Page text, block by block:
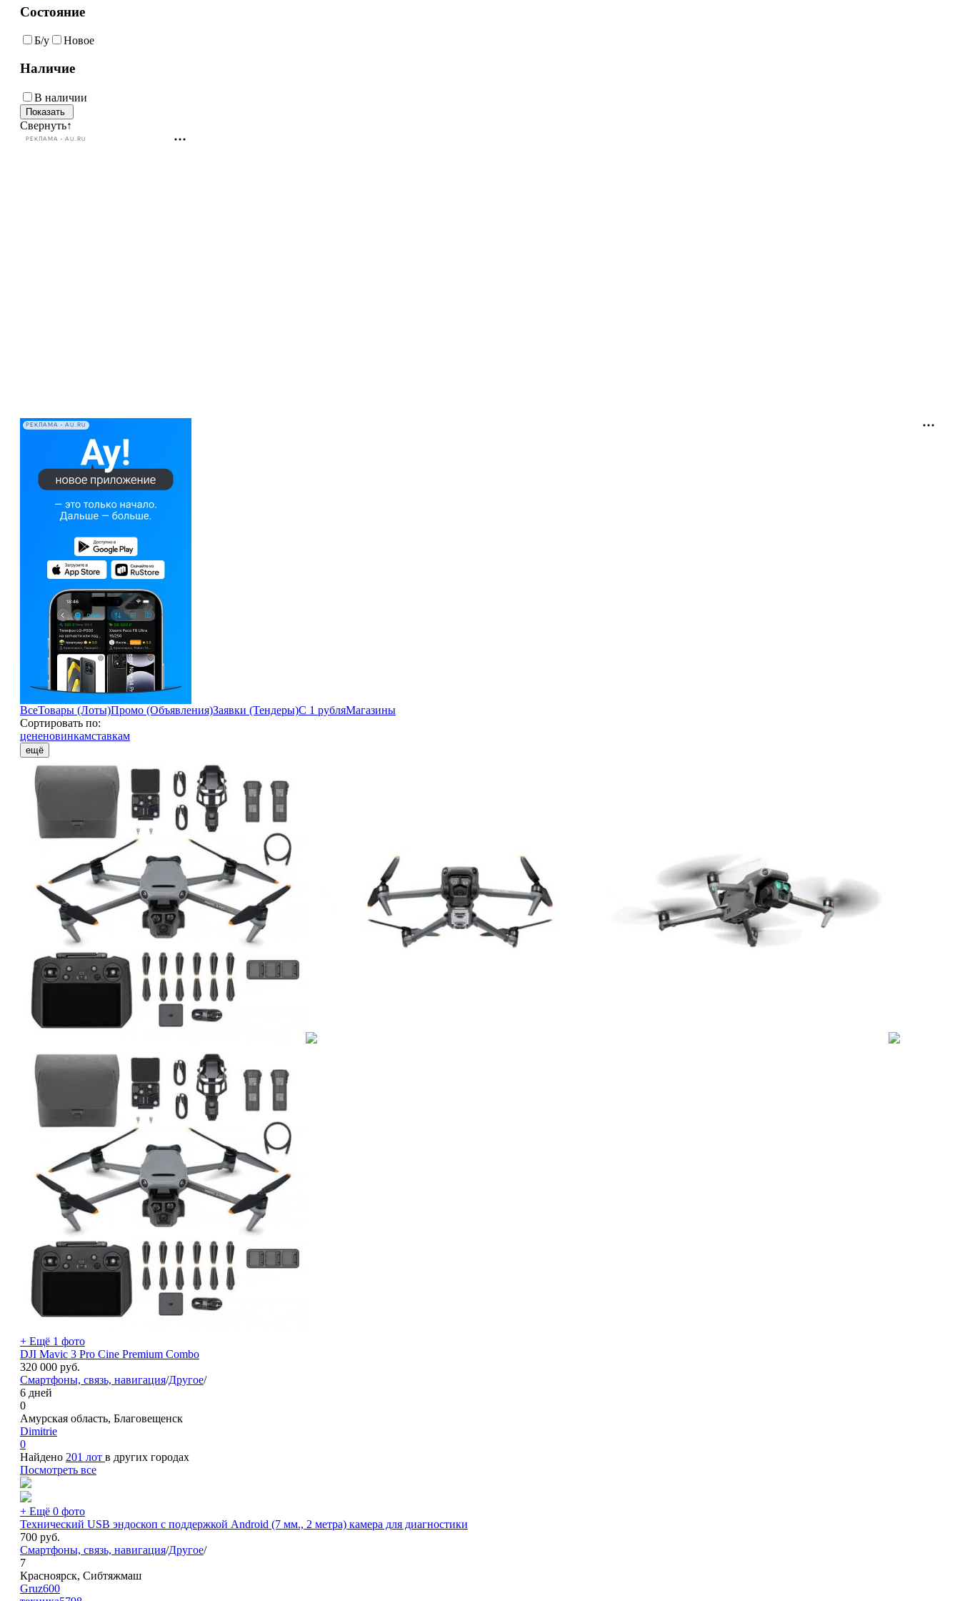
Состояние
Б/у Новое
Наличие
В наличии
Свернуть↑
РЕКЛАМА • AU.RU
РЕКЛАМА • AU.RU
ВсеТовары (Лоты)Промо (Объявления)Заявки (Тендеры)С 1 рубляМагазины
Сортировать по:
цененовинкамставкам
ещё
+ Ещё 1 фото
DJI Mavic 3 Pro Cine Premium Combo
320 000 руб.
Смартфоны, связь, навигация/Другое/
6 дней
0
Амурская область, Благовещенск
Dimitrie
0
Найдено 201 лот в других городах
Посмотреть все
+ Ещё 0 фото
Технический USB эндоскоп с поддержкой Android (7 мм., 2 метра) камера для диагностики
700 руб.
Смартфоны, связь, навигация/Другое/
7
Красноярск, Сибтяжмаш
Gruz600